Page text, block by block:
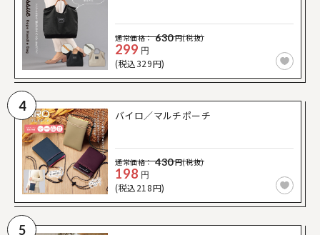
通常価格： 630円(税抜)
299 円
(税込329円)
4
バイロ／マルチポーチ
通常価格： 430円(税抜)
198 円
(税込218円)
5